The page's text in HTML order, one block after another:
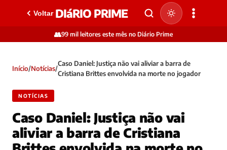
Voltar DIáRIO PRIME
👥99 mil leitores este mês no Diário Prime
Início/Notícias/
Caso Daniel: Justiça não vai aliviar a barra de
Cristiana Brittes envolvida na morte no jogador
NOTÍCIAS
Caso Daniel: Justiça não vai
aliviar a barra de Cristiana